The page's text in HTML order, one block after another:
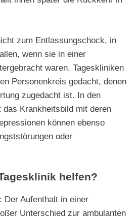
zum Entlassungschock, in
wenn sie in einer
waren. Tageskliniken
Personenkreis gedacht, denen
zugedacht ist. In den
das Krankheitsbild mit deren
können ebenso
oder
helfen?
Der Aufenthalt in einer
Unterschied zur ambulanten